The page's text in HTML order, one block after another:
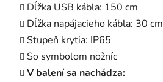
Dĺžka USB kábla: 150 cm
Dĺžka napájacieho kábla: 30 cm
Stupeň krytia: IP65
So symbolom nožníc
V balení sa nachádza: